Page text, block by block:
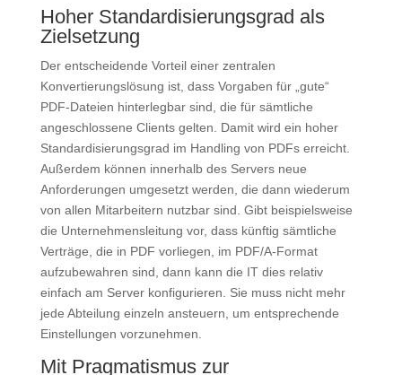
Hoher Standardisierungsgrad als
Zielsetzung
Der entscheidende Vorteil einer zentralen
Konvertierungslösung ist, dass Vorgaben für „gute“
PDF-Dateien hinterlegbar sind, die für sämtliche
angeschlossene Clients gelten. Damit wird ein hoher
Standardisierungsgrad im Handling von PDFs erreicht.
Außerdem können innerhalb des Servers neue
Anforderungen umgesetzt werden, die dann wiederum
von allen Mitarbeitern nutzbar sind. Gibt beispielsweise
die Unternehmensleitung vor, dass künftig sämtliche
Verträge, die in PDF vorliegen, im PDF/A-Format
aufzubewahren sind, dann kann die IT dies relativ
einfach am Server konfigurieren. Sie muss nicht mehr
jede Abteilung einzeln ansteuern, um entsprechende
Einstellungen vorzunehmen.
Mit Pragmatismus zur